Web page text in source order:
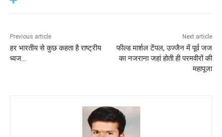
Previous article
हर भारतीय से कुछ कहता है राष्ट्रीय
ध्वज…
Next article
फील्ड मार्शल टेंपल, उज्जैन में पूर्व जज
का नजराना जहां होती ही परमवीरों की
महापूजा